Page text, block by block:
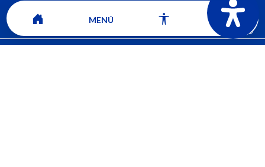
Mapa del sitio Contacto Ver ubicación y horarios de atención
MENÚ